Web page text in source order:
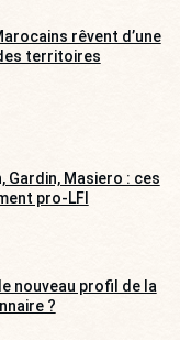
rêvent d’une
territoires
Gardin, Masiero : ces
pro-LFI
nouveau profil de la
?